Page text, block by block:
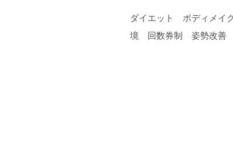
ダイエット ボディメ
境 回数券制 姿勢改善